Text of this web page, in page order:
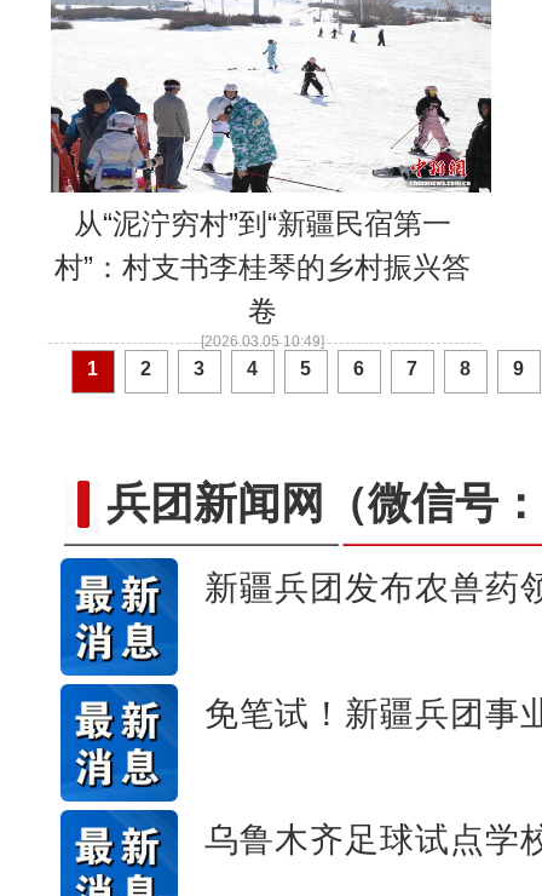
从“泥泞穷村”到“新疆民宿第一
村”：村支书李桂琴的乡村振兴答
卷
[2026.03.05 10:49]
1 2 3 4 5 6 7 8 9
兵团新闻网 （微信号
新疆兵团发布农兽药
免笔试！新疆兵团事
乌鲁木齐足球试点学
昆玉90名青年奔赴康西瓦：